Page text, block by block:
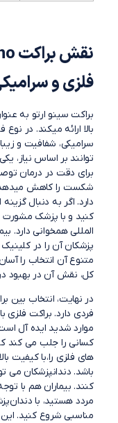
نقش براکت
فلزی و
براکت سینو ارتو به
بالا ارائه میکند. در
سرامیکی، شفافیت و
برای دقت در درمان
شکست را کاهش میدهد.
کنید و با پزشک مشورت
المللی همخوانی دارد.
پزشکان آن را در
متنوع آن انتخاب را
کل، نقش آن در بهبود
در نهایت، انتخاب بین
فردی دارد. براکت فلزی
موارد شدید ایده آل
های فلزی را،با کیفیت
باشد. دندانپزشکان می
کنند. بیماران هم با
مردد هستید، با
مناسبی شروع کنید. این